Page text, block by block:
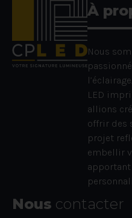
À
Nous
LED
allions
offrir des
projet
embellir
apportant
Nous contacter